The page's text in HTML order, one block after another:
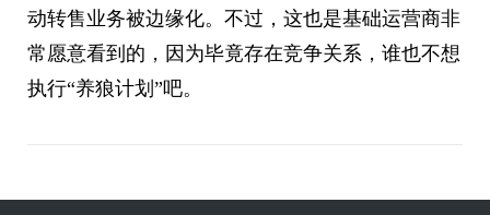
动转售业务被边缘化。不过，这也是基础运营商非
常愿意看到的，因为毕竟存在竞争关系，谁也不想
执行“养狼计划”吧。